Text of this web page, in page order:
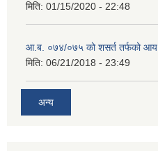
मिति: 01/15/2020 - 22:48
आ.ब. ०७४/०७५ को शसर्त तर्फको आय
मिति: 06/21/2018 - 23:49
अन्य